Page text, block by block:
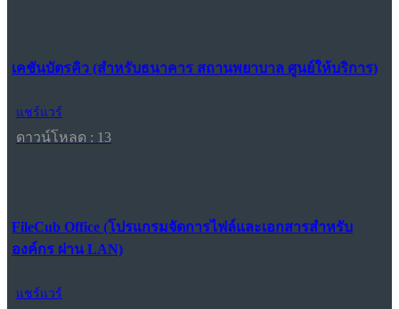
เคชันบัตรคิว (สำหรับธนาคาร สถานพยาบาล ศูนย์ให้บริการ)
แชร์แวร์
ดาวน์โหลด : 13
FileCub Office (โปรแกรมจัดการไฟล์และเอกสารสำหรับ
องค์กร ผ่าน LAN)
แชร์แวร์